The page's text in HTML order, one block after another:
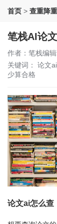
首页 > 查重降
笔栈AI论
作者：笔栈编
关键词： 论文
少算合格
论文ai怎么查